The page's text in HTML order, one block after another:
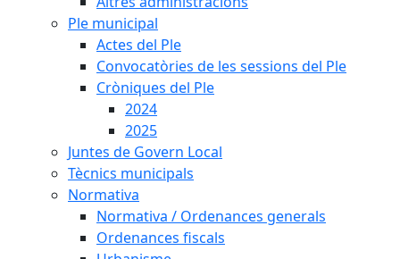
Ple municipal
Actes del Ple
Convocatòries de les sessions del Ple
Cròniques del Ple
2024
2025
Juntes de Govern Local
Tècnics municipals
Normativa
Normativa / Ordenances generals
Ordenances fiscals